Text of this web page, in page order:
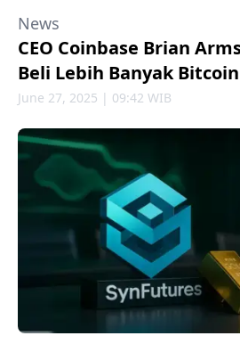
News
CEO Coinbase Brian
Beli Lebih Banyak
June 27, 2025 | 09:42 WIB